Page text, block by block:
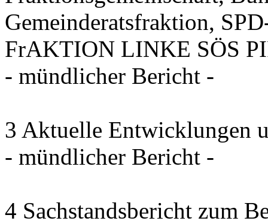
Gemeinderatsfraktion,
FrAKTION LINKE SÖS
- mündlicher Bericht -
3 Aktuelle Entwicklungen
- mündlicher Bericht -
4 Sachstandsbericht zum